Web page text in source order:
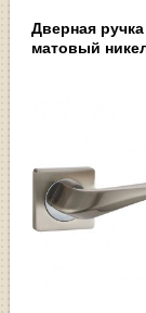
Дверная
матовый